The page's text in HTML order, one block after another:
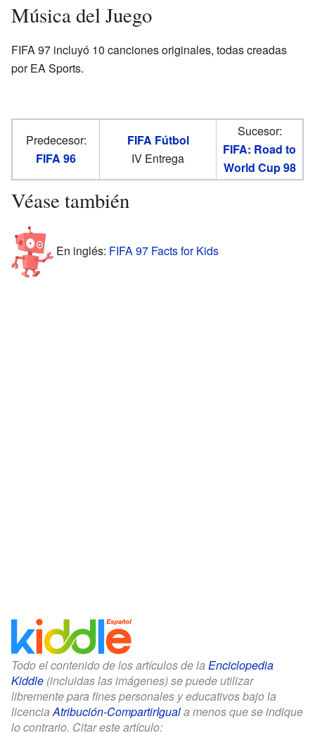
Música del Juego
FIFA 97 incluyó 10 canciones originales, todas creadas
por EA Sports.
Predecesor:
FIFA 96
FIFA Fútbol
IV Entrega
Sucesor:
FIFA: Road to
World Cup 98
Véase también
En inglés: FIFA 97 Facts for Kids
Todo el contenido de los artículos de la Enciclopedia
Kiddle (incluidas las imágenes) se puede utilizar
libremente para fines personales y educativos bajo la
licenciaAtribución-CompartirIguala menos que se indique
lo contrario. Citar este artículo: